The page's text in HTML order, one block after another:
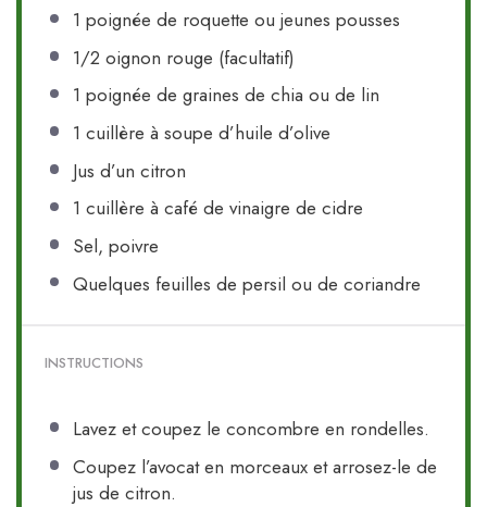
1 poignée de roquette ou jeunes pousses
1/2 oignon rouge (facultatif)
1 poignée de graines de chia ou de lin
1 cuillère à soupe d’huile d’olive
Jus d’un citron
1 cuillère à café de vinaigre de cidre
Sel, poivre
Quelques feuilles de persil ou de coriandre
INSTRUCTIONS
Lavez et coupez le concombre en rondelles.
Coupez l’avocat en morceaux et arrosez-le de
jus de citron.